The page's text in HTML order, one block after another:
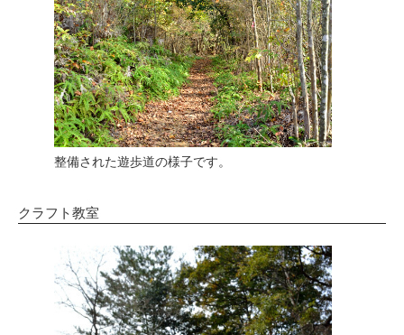
整備された遊歩道の様子です。
クラフト教室